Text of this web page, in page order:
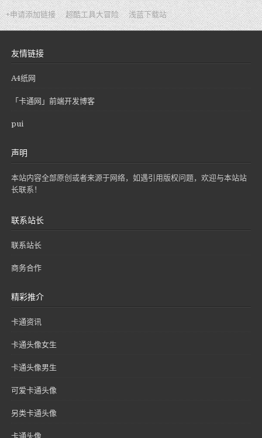
+申请添加链接 超酷工具大冒险 浅蓝下载站
友情链接
A4纸网
「卡通网」前端开发博客
pui
声明
本站内容全部原创或者来源于网络，如遇引用版权问题，欢迎与本站站
长联系！
联系站长
联系站长
商务合作
精彩推介
卡通资讯
卡通头像女生
卡通头像男生
可爱卡通头像
另类卡通头像
卡通头像